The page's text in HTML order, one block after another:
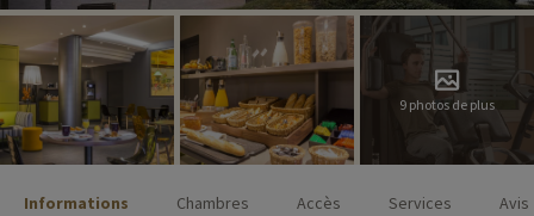
9 photos de plus
Informations Chambres Accès Services Avis